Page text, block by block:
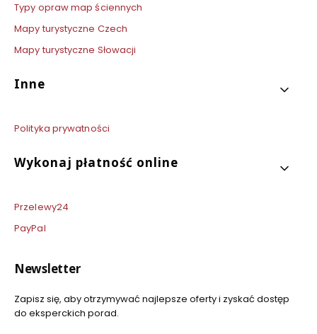
Typy opraw map ściennych
Mapy turystyczne Czech
Mapy turystyczne Słowacji
Inne
Polityka prywatności
Wykonaj płatność online
Przelewy24
PayPal
Newsletter
Zapisz się, aby otrzymywać najlepsze oferty i zyskać dostęp
do eksperckich porad.